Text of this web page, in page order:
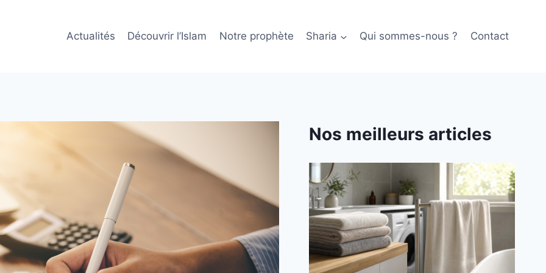
Actualités Découvrir l’Islam Notre prophète Sharia Qui sommes-nous ? Contact
Nos meilleurs articles